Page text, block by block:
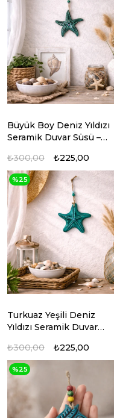
Büyük Boy Deniz Yıldızı
Seramik Duvar Süsü –
₺225,00
₺300,00
Turkuaz Yeşili Deniz
Yıldızı Seramik Duvar
₺225,00
₺300,00
%25
%25